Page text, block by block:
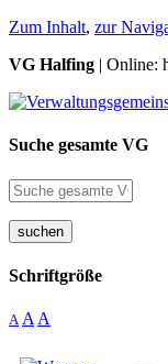
Zum Inhalt, zur
VG Halfing | Online:
Suche gesamte VG
suchen
Schriftgröße
A A A